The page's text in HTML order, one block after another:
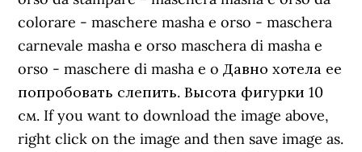
colorare - maschere masha e orso - maschera
carnevale masha e orso maschera di masha e
orso - maschere di masha e o Давно хотела ее
попробовать слепить. Высота фигурки 10
см. If you want to download the image above,
right click on the image and then save image as.